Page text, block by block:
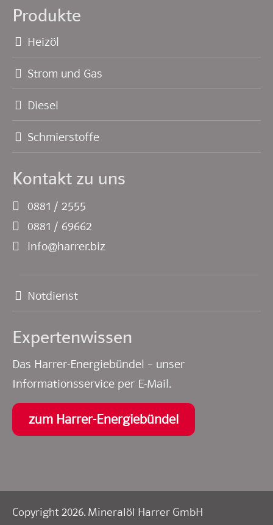
Produkte
Heizöl
Strom und Gas
Diesel
Schmierstoffe
Kontakt zu uns
0881 / 2555
0881 / 69662
info@harrer.biz
Notdienst
Experten­wissen
Das Harrer-Energiebündel – unser
Informationsservice per E-Mail.
zum Harrer-Energiebündel
Copyright 2026. Mineralöl Harrer GmbH